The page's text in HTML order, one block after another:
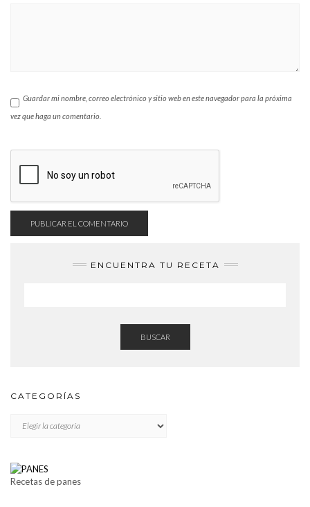
Guardar mi nombre, correo electrónico y sitio web en este navegador para la próxima
vez que haga un comentario.
ENCUENTRA TU RECETA
BUSCAR
CATEGORÍAS
Recetas de panes